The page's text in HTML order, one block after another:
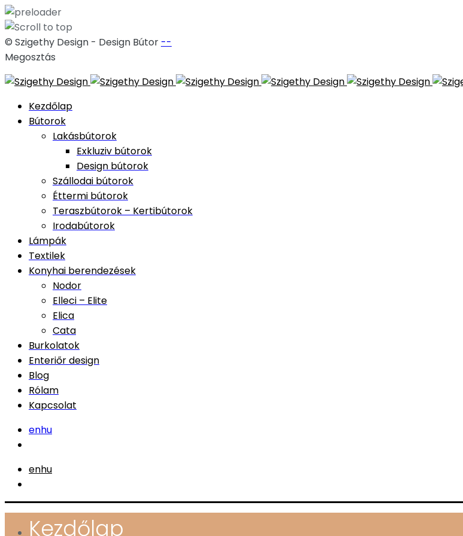
© Szigethy Design - Design Bútor --
Megosztás
Skip
contentKezdőlap
Bútorok
Lakásbútorok
Exkluziv bútorok
Design bútorok
Szállodai bútorok
Éttermi bútorok
Teraszbútorok – Kertibútorok
Irodabútorok
Lámpák
Textilek
Konyhai berendezések
Nodor
Elleci – Elite
Elica
Cata
Burkolatok
Enteriőr design
Blog
Rólam
Kapcsolat
enhu
enhu
Kezdőlap